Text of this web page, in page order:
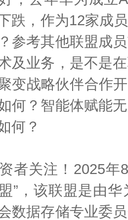
跌，作为12家成
参考其他联盟成
及业务，是不是
变战略伙伴合作
何？智能体赋能
何？
者关注！2025年
”，该联盟是由
数据存储专业委